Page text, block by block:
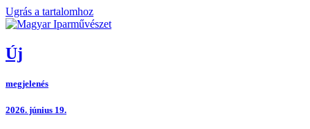
Ugrás a tartalomhoz
Új
megjelenés
2026. június 19.